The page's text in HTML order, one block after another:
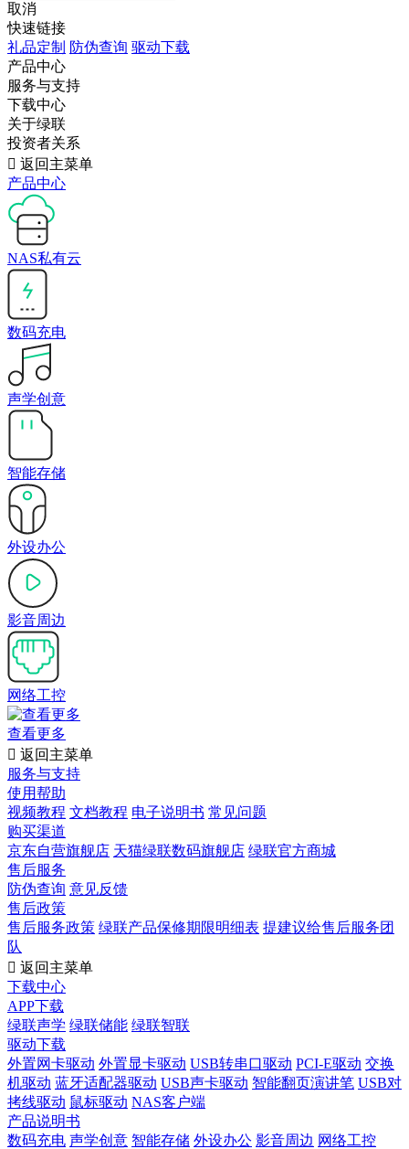
取消
快速链接
礼品定制 防伪查询 驱动下载
产品中心
服务与支持
下载中心
关于绿联
投资者关系
 返回主菜单
产品中心
NAS私有云
数码充电
声学创意
智能存储
外设办公
影音周边
网络工控
查看更多
 返回主菜单
服务与支持
使用帮助
视频教程 文档教程 电子说明书 常见问题
购买渠道
京东自营旗舰店 天猫绿联数码旗舰店 绿联官方商城
售后服务
防伪查询 意见反馈
售后政策
售后服务政策 绿联产品保修期限明细表 提建议给售后服务团
队
 返回主菜单
下载中心
APP下载
绿联声学 绿联储能 绿联智联
驱动下载
外置网卡驱动 外置显卡驱动 USB转串口驱动 PCI-E驱动 交换
机驱动 蓝牙适配器驱动 USB声卡驱动 智能翻页演讲笔 USB对
拷线驱动 鼠标驱动 NAS客户端
产品说明书
数码充电 声学创意 智能存储 外设办公 影音周边 网络工控